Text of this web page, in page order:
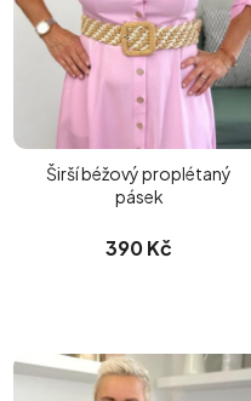
Širší béžový proplétaný
pásek
390 Kč